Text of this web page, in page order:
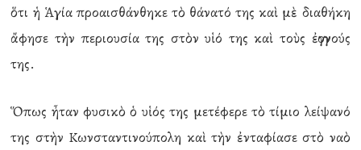
ὅτι ἡ Ἁγία προαισθάνθηκε τὸ θάνατό της καὶ μὲ διαθήκη
ἄφησε τὴν περιουσία της στὸν υἱό της καὶ τοὺς ἐγγονούς
της.
Ὅπως ἦταν φυσικὸ ὁ υἱός της μετέφερε τὸ τίμιο λείψανό
της στὴν Κωνσταντινούπολη καὶ τὴν ἐνταφίασε στὸ ναὸ